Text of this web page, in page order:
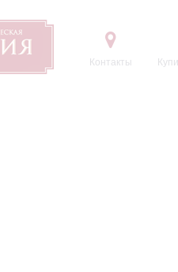
Контакты